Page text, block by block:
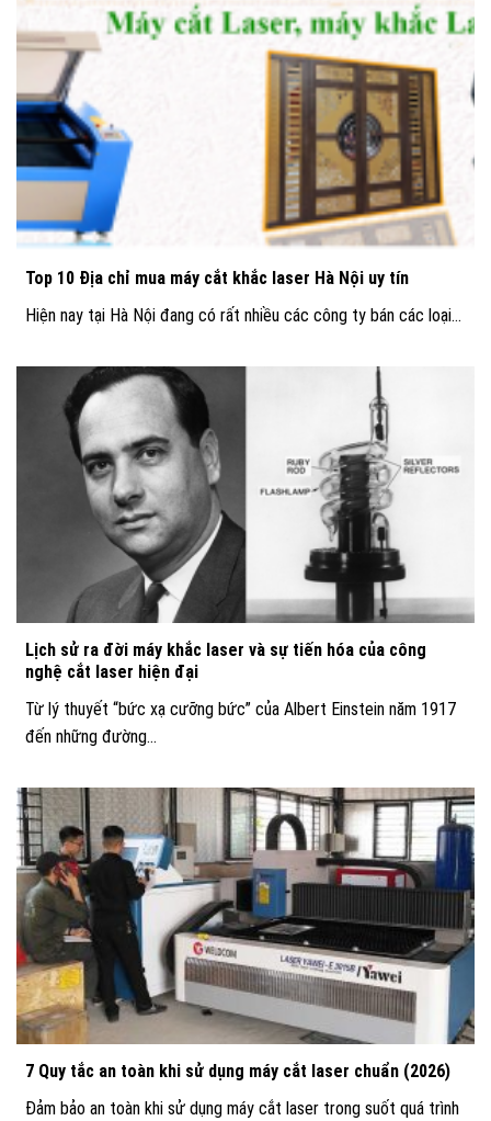
Top 10 Địa chỉ mua máy cắt khắc laser Hà Nội uy tín
Hiện nay tại Hà Nội đang có rất nhiều các công ty bán các loại...
Lịch sử ra đời máy khắc laser và sự tiến hóa của công
nghệ cắt laser hiện đại
Từ lý thuyết “bức xạ cưỡng bức” của Albert Einstein năm 1917
đến những đường...
7 Quy tắc an toàn khi sử dụng máy cắt laser chuẩn (2026)
Đảm bảo an toàn khi sử dụng máy cắt laser trong suốt quá trình